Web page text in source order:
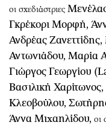
οι σχεδιάστριες
Γκρέκορι Μορφή,
Ανδρέας
Αντωνιάδου, Μαρία
Γιώργος Γεωργίου
Βασιλική
Κλεοβούλου,
Άννα Μιχαηλίδου, οι